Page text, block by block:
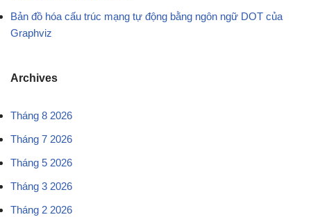
Bản đồ hóa cấu trúc mạng tự động bằng ngôn ngữ DOT của
Graphviz
Archives
Tháng 8 2026
Tháng 7 2026
Tháng 5 2026
Tháng 3 2026
Tháng 2 2026